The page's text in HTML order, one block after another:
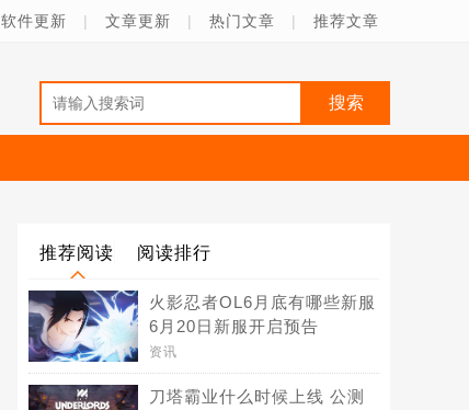
软件更新 | 文章更新 | 热门文章 | 推荐文章
推荐阅读 阅读排行
火影忍者OL6月底有哪些新服
6月20日新服开启预告
资讯
刀塔霸业什么时候上线 公测